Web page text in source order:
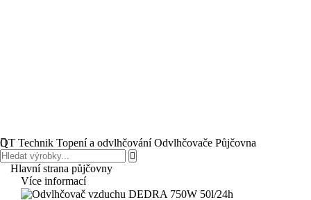
QT Technik Topení a odvlhčování Odvlhčovače Půjčovna
Hlavní strana půjčovny
Více informací